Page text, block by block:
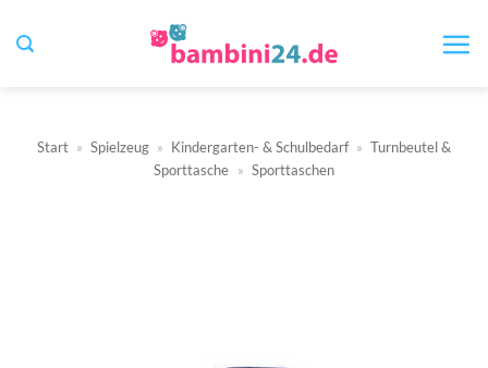
Inhalt
Start » Spielzeug » Kindergarten- & Schulbedarf » Turnbeutel &
Sporttasche » Sporttaschen